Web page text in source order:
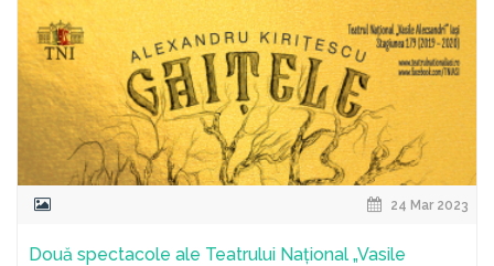
24 Mar 2023
Două spectacole ale Teatrului Național „Vasile